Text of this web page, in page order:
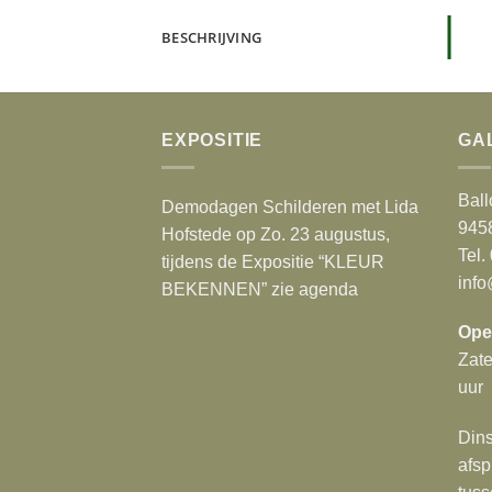
BESCHRIJVING
EXPOSITIE
Demodagen Schilderen met Lida
Hofstede op Zo. 23 augustus,
tijdens de Expositie “KLEUR
BEKENNEN” zie agenda
Tel.
uur